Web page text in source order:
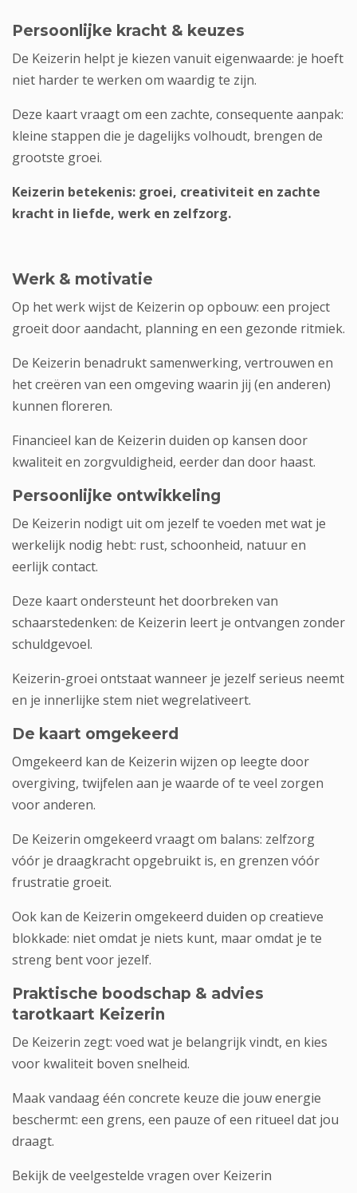
Persoonlijke kracht & keuzes
De Keizerin helpt je kiezen vanuit eigenwaarde: je hoeft
niet harder te werken om waardig te zijn.
Deze kaart vraagt om een zachte, consequente aanpak:
kleine stappen die je dagelijks volhoudt, brengen de
grootste groei.
Keizerin betekenis: groei, creativiteit en zachte
kracht in liefde, werk en zelfzorg.
Werk & motivatie
Op het werk wijst de Keizerin op opbouw: een project
groeit door aandacht, planning en een gezonde ritmiek.
De Keizerin benadrukt samenwerking, vertrouwen en
het creëren van een omgeving waarin jij (en anderen)
kunnen floreren.
Financieel kan de Keizerin duiden op kansen door
kwaliteit en zorgvuldigheid, eerder dan door haast.
Persoonlijke ontwikkeling
De Keizerin nodigt uit om jezelf te voeden met wat je
werkelijk nodig hebt: rust, schoonheid, natuur en
eerlijk contact.
Deze kaart ondersteunt het doorbreken van
schaarstedenken: de Keizerin leert je ontvangen zonder
schuldgevoel.
Keizerin-groei ontstaat wanneer je jezelf serieus neemt
en je innerlijke stem niet wegrelativeert.
De kaart omgekeerd
Omgekeerd kan de Keizerin wijzen op leegte door
overgiving, twijfelen aan je waarde of te veel zorgen
voor anderen.
De Keizerin omgekeerd vraagt om balans: zelfzorg
vóór je draagkracht opgebruikt is, en grenzen vóór
frustratie groeit.
Ook kan de Keizerin omgekeerd duiden op creatieve
blokkade: niet omdat je niets kunt, maar omdat je te
streng bent voor jezelf.
Praktische boodschap & advies
tarotkaart Keizerin
De Keizerin zegt: voed wat je belangrijk vindt, en kies
voor kwaliteit boven snelheid.
Maak vandaag één concrete keuze die jouw energie
beschermt: een grens, een pauze of een ritueel dat jou
draagt.
Bekijk de veelgestelde vragen over Keizerin